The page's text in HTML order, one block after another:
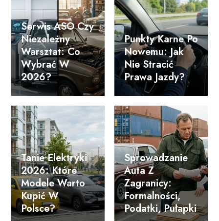
Serwis ASO Czy
Niezależny
Warsztat: Co
Wybrać W
2026?
Punkty Karne Po
Nowemu: Jak
Nie Stracić
Prawa Jazdy?
Tanie Elektryki
2026: Które
Modele Warto
Kupić W
Polsce?
Sprowadzanie
Auta Z
Zagranicy:
Formalności,
Podatki, Pułapki